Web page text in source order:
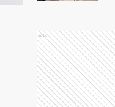
Ads